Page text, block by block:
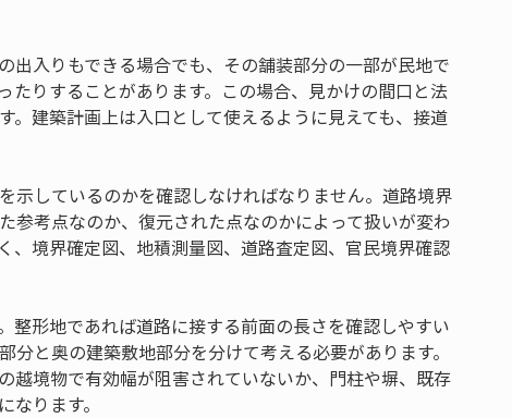
出入りもできる場合でも、その舗装部分の一部が民地で
たりすることがあります。この場合、見かけの間口と法
建築計画上は入口として使えるように見えても、接道
示しているのかを確認しなければなりません。道路境界
参考点なのか、復元された点なのかによって扱いが変わ
、境界確定図、地積測量図、道路査定図、官民境界確認
形地であれば道路に接する前面の長さを確認しやすい
と奥の建築敷地部分を分けて考える必要があります。
越境物で有効幅が阻害されていないか、門柱や塀、既存
ります。